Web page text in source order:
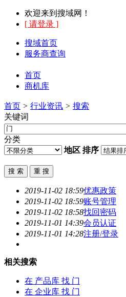
欢迎来到搜域网！
[ 请登录 ]
搜域首页
服务商查询
首页
商机库
首页 > 行业资讯 > 搜索
关键词
分类
地区 排序
2019-11-02 18:59优惠政策
2019-11-02 18:59账号管理
2019-11-02 18:58找回密码
2019-11-01 14:39会员认证
2019-11-01 14:28注册/登录
相关搜索
在 产品库 找 门
在 企业库 找 门